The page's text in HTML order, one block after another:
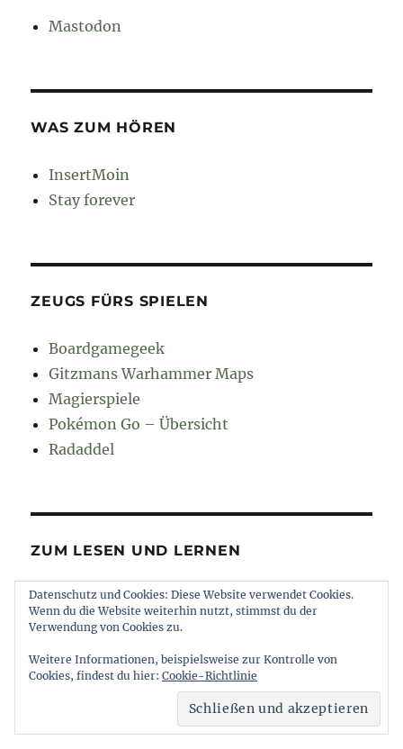
Mastodon
WAS ZUM HÖREN
InsertMoin
Stay forever
ZEUGS FÜRS SPIELEN
Boardgamegeek
Gitzmans Warhammer Maps
Magierspiele
Pokémon Go – Übersicht
Radaddel
ZUM LESEN UND LERNEN
Euroncap
Tong
Impressum und Datenschutz
Stolz
Datenschutz und Cookies: Diese Website verwendet Cookies.
Wenn du die Website weiterhin nutzt, stimmst du der
Verwendung von Cookies zu.
Weitere Informationen, beispielsweise zur Kontrolle von
Cookies, findest du hier: Cookie-Richtlinie